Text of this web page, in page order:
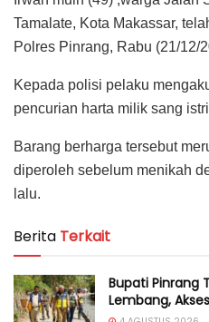
Tamalate, Kota Makassar,
Polres Pinrang, Rabu (21/12/
Kepada polisi pelaku
pencurian harta milik sang
Barang berharga tersebut
diperoleh sebelum menikah
lalu.
Berita Terkait
Bupati Pinrang
Lembang,